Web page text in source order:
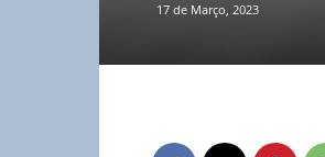
17 de Março, 2023